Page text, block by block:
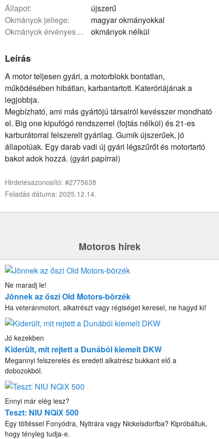
állapot:
újszerű
okmányok jellege:
magyar okmányokkal
okmányok érvényessége:
okmányok nélkül
Leírás
A motor teljesen gyári, a motorblokk bontatlan,
működésében hibátlan, karbantartott. Kateróriájának a
legjobbja.
Megbízható, ami más gyártójú társairól kevésszer mondható
el. Big one kipufógó rendszerrel (fojtás nélkül) és 21-es
karburátorral felszerelt gyárilag. Gumik újszerűek, jó
állapotúak. Egy darab vadi új gyári légszűrőt és motortartó
bakot adok hozzá. (gyári papírral)
Hirdetésazonosító: #2775638
Feladás dátuma: 2025.12.14.
Motoros hírek
Ne maradj le!
Jönnek az őszi Old Motors-börzék
Ha veteránmotort, alkatrészt vagy régiséget keresel, ne hagyd ki!
Jó kezekben
Kiderült, mit rejtett a Dunából kiemelt DKW
Megannyi felszerelés és eredeti alkatrész bukkant elő a
dobozokból.
Ennyi már elég lesz?
Teszt: NIU NQiX 500
Egy töltéssel Fonyódra, Nyitrára vagy Nickelsdorfba? Kipróbáltuk,
hogy tényleg tudja-e.